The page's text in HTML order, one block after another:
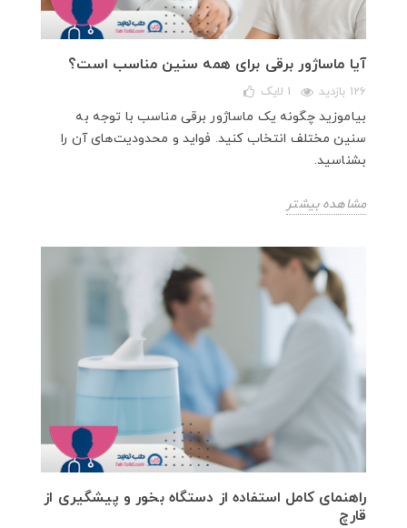
آیا ماساژور برقی برای همه سنین مناسب است؟
126 بازدید 1 لایک
بیاموزید چگونه یک ماساژور برقی مناسب با توجه به
سنین مختلف انتخاب کنید. فواید و محدودیت‌های آن را
بشناسید.
مشاهده بیشتر
راهنمای کامل استفاده از دستگاه بخور و پیشگیری از
قارچ